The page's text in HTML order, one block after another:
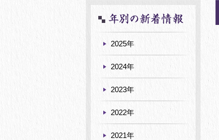
2025年
2024年
2023年
2022年
2021年